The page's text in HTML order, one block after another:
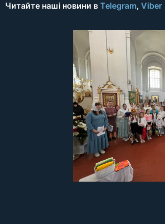
Читайте наші новини в Telegram, Viber